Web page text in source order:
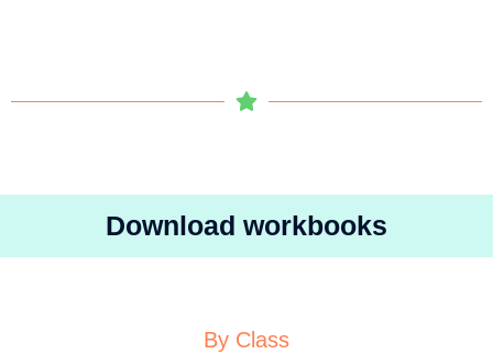
Download workbooks
By Class